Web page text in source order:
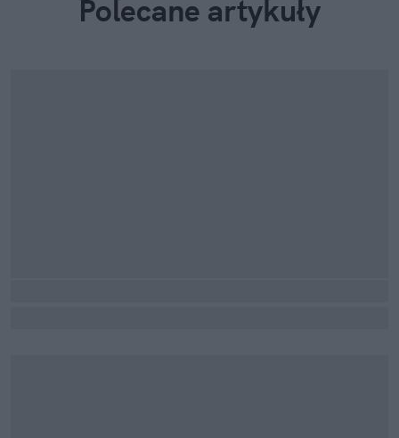
Polecane artykuły